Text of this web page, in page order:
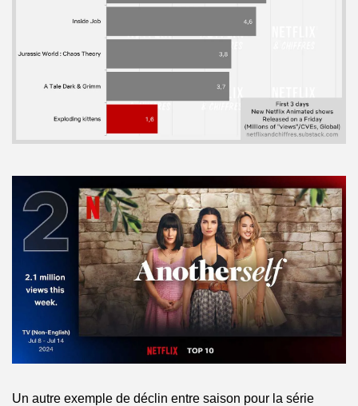
Un autre exemple de déclin entre saison pour la série